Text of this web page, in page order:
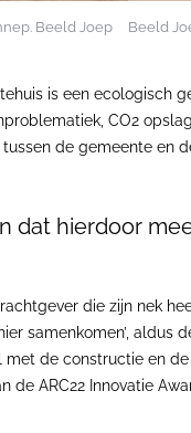
Beeld Joep
Beeld
is een ecologisch
CO2
de gemeente en
dat hierdoor
die zijn nek
samenkomen’, aldus
de constructie en
de ARC22 Innovatie